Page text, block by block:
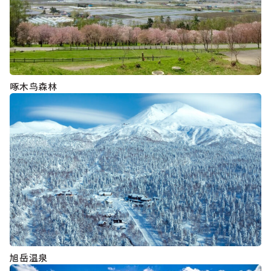
啄木鸟森林
旭岳温泉